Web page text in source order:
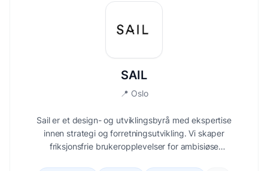
SAIL
📍 Oslo
Sail er et design- og utviklingsbyrå med ekspertise
innen strategi og forretningsutvikling. Vi skaper
friksjonsfrie brukeropplevelser for ambisiøse